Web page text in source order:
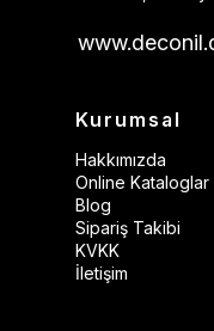
Kurumsal
Hakkımızda
Online Kataloglar
Blog
Sipariş Takibi
KVKK
İletişim